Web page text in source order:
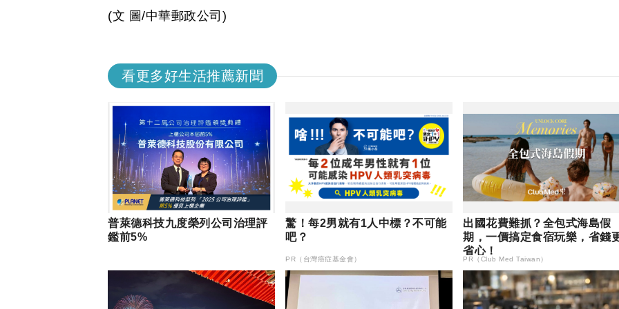
(文 圖/中華郵政公司)
看更多好生活推薦新聞
普萊德科技九度榮列公司治理評
鑑前5%
驚！每2男就有1人中標？不可能
吧？
PR（台灣癌症基金會）
出國花費難抓？全包式海島假
期，一價搞定食宿玩樂，省錢
省心！
PR（Club Med Taiwan）